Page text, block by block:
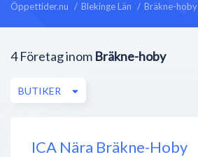
Öppettider.nu Blekinge Län Bräkne-hoby
4 Företag inom Bräkne-hoby
BUTIKER
ICA Nära Bräkne-Hoby